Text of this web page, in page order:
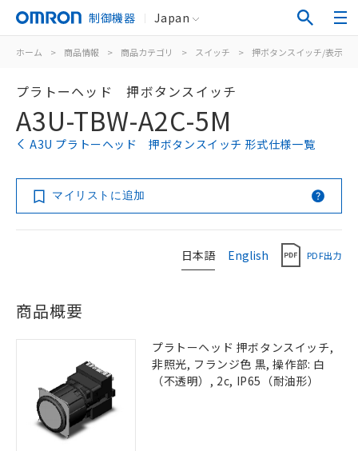
制御機器 Japan
ホーム > 商品情報 > 商品カテゴリ > スイッチ > 押ボタンスイッチ/表示灯
プラトーヘッド 押ボタンスイッチ
A3U-TBW-A2C-5M
A3U プラトーヘッド 押ボタンスイッチ 形式仕様一覧
マイリストに追加
日本語 English PDF出力
商品概要
プラトーヘッド 押ボタンスイッチ,
非照光, フランジ色 黒, 操作部: 白
（不透明）, 2c, IP65（耐油形）